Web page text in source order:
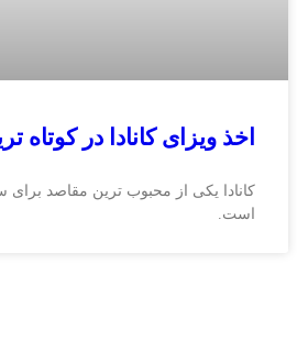
اخذ ویزای کانادا در کوتاه‌
کانادا یکی از محبوب‌ ترین مقاصد
است.